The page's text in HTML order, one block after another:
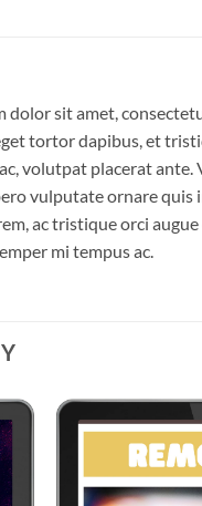
sit amet,
tortor dapibus, et
volutpat placerat
vulputate ornare
ac tristique orci
mi tempus ac.